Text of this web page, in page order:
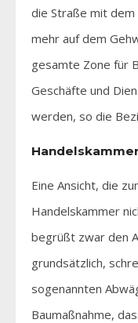
die Straße mit
mehr auf dem
gesamte Zone für
Geschäfte und
werden, so die
Eine Ansicht, die
Handelskammer
begrüßt zwar den
grundsätzlich,
sogenannten
Baumaßnahme,